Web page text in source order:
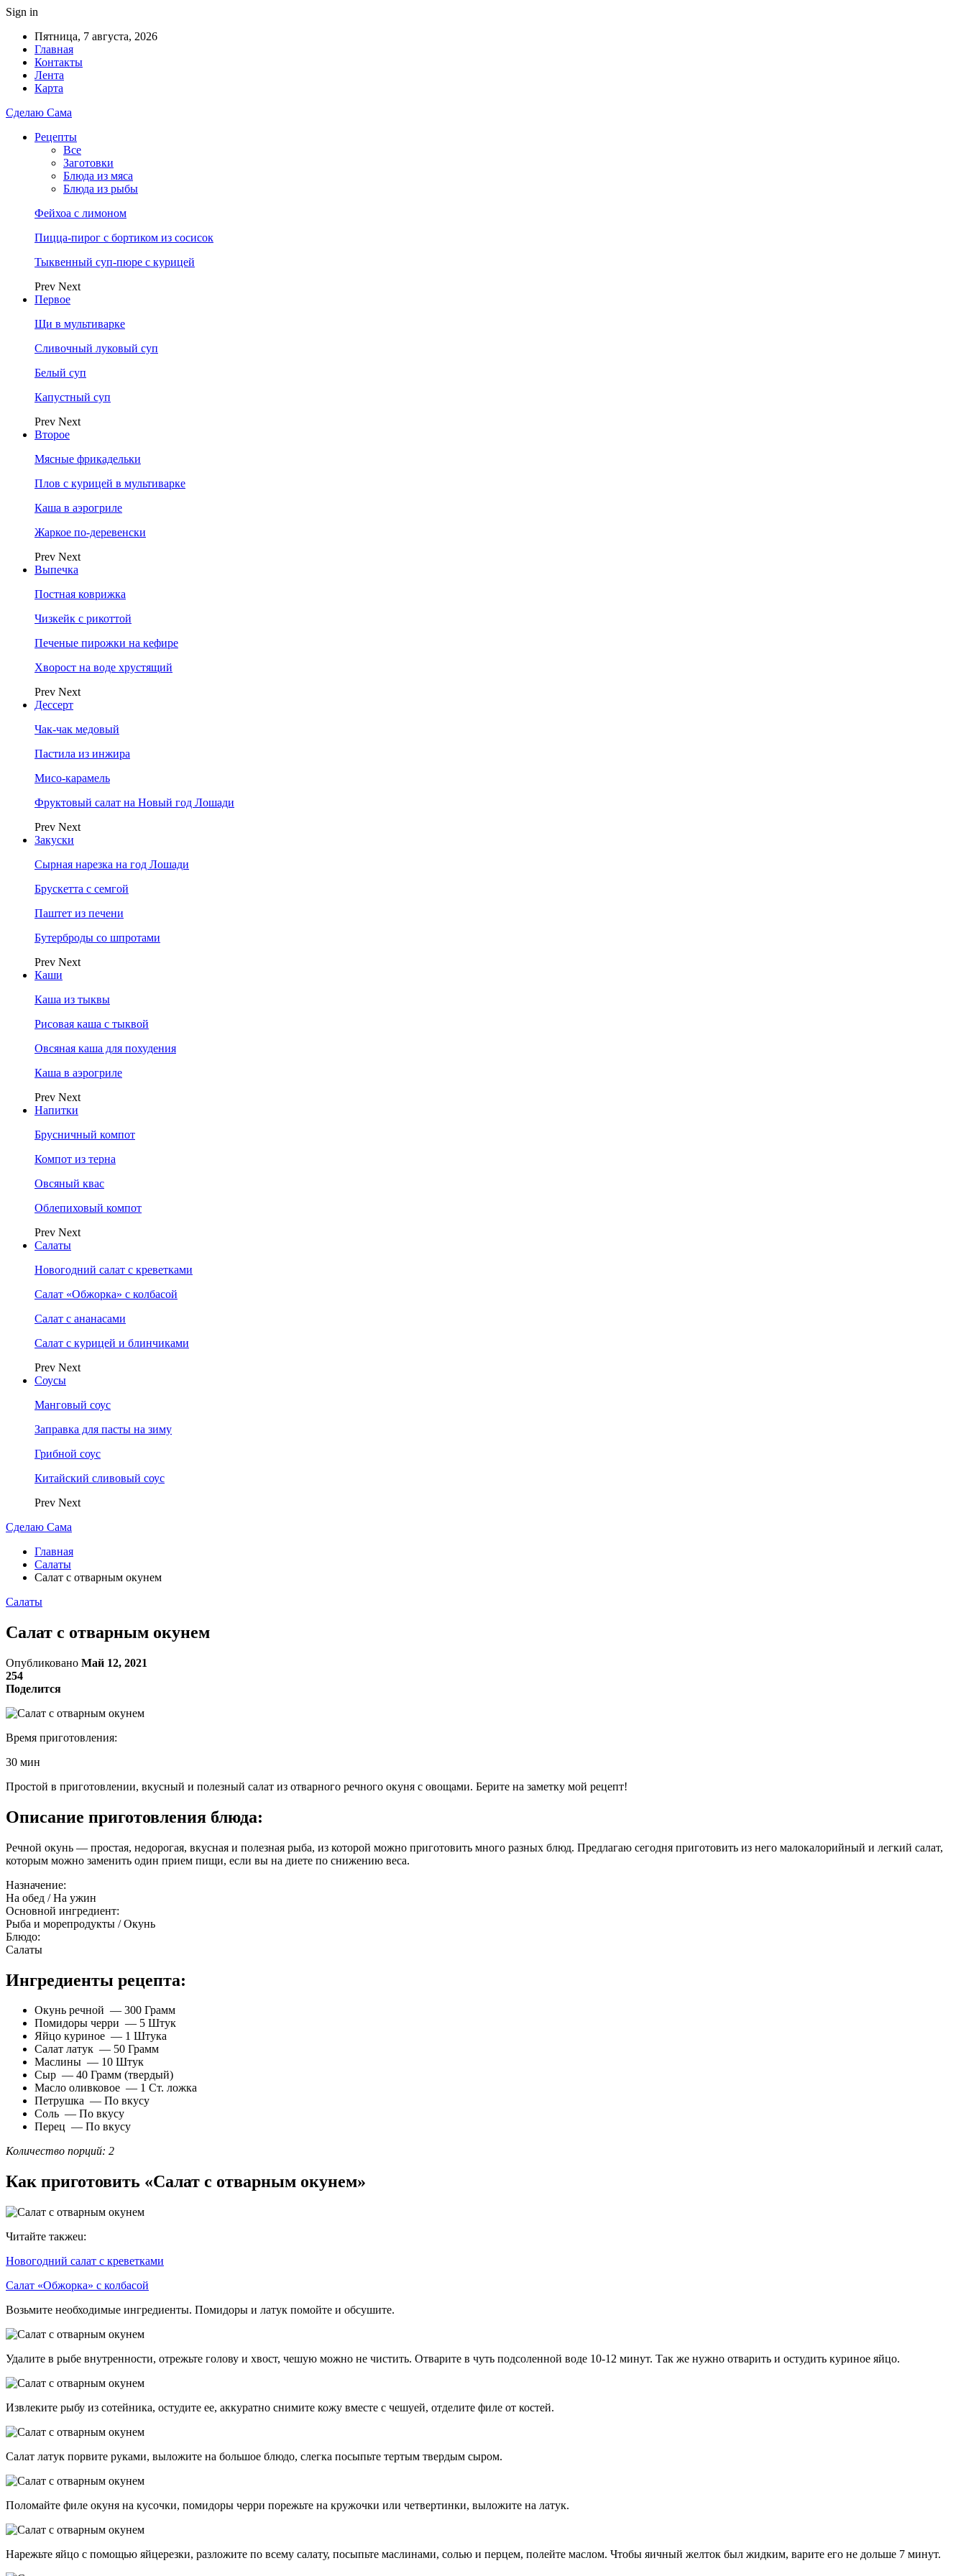
Sign in
Пятница, 7 августа, 2026
Главная
Контакты
Лента
Карта
Сделаю Сама
Рецепты
Все
Заготовки
Блюда из мяса
Блюда из рыбы
Фейхоа с лимоном
Пицца-пирог с бортиком из сосисок
Тыквенный суп-пюре с курицей
Prev Next
Первое
Щи в мультиварке
Сливочный луковый суп
Белый суп
Капустный суп
Prev Next
Второе
Мясные фрикадельки
Плов с курицей в мультиварке
Каша в аэрогриле
Жаркое по-деревенски
Prev Next
Выпечка
Постная коврижка
Чизкейк с рикоттой
Печеные пирожки на кефире
Хворост на воде хрустящий
Prev Next
Дессерт
Чак-чак медовый
Пастила из инжира
Мисо-карамель
Фруктовый салат на Новый год Лошади
Prev Next
Закуски
Сырная нарезка на год Лошади
Брускетта с семгой
Паштет из печени
Бутерброды со шпротами
Prev Next
Каши
Каша из тыквы
Рисовая каша с тыквой
Овсяная каша для похудения
Каша в аэрогриле
Prev Next
Напитки
Брусничный компот
Компот из терна
Овсяный квас
Облепиховый компот
Prev Next
Салаты
Новогодний салат с креветками
Салат «Обжорка» с колбасой
Салат с ананасами
Салат с курицей и блинчиками
Prev Next
Соусы
Манговый соус
Заправка для пасты на зиму
Грибной соус
Китайский сливовый соус
Prev Next
Сделаю Сама
Главная
Салаты
Салат с отварным окунем
Салаты
Салат с отварным окунем
Опубликовано Май 12, 2021
254
Поделится
Время приготовления:
30 мин
Простой в приготовлении, вкусный и полезный салат из отварного речного окуня с овощами. Берите на заметку мой рецепт!
Описание приготовления блюда:
Речной окунь — простая, недорогая, вкусная и полезная рыба, из которой можно приготовить много разных блюд. Предлагаю сегодня приготовить из него малокалорийный и легкий салат,
которым можно заменить один прием пищи, если вы на диете по снижению веса.
Назначение:
На обед / На ужин
Основной ингредиент:
Рыба и морепродукты / Окунь
Блюдо:
Салаты
Ингредиенты рецепта:
Окунь речной — 300 Грамм
Помидоры черри — 5 Штук
Яйцо куриное — 1 Штука
Салат латук — 50 Грамм
Маслины — 10 Штук
Сыр — 40 Грамм (твердый)
Масло оливковое — 1 Ст. ложка
Петрушка — По вкусу
Соль — По вкусу
Перец — По вкусу
Количество порций: 2
Как приготовить «Салат с отварным окунем»
Читайте такжеu:
Новогодний салат с креветками
Салат «Обжорка» с колбасой
Возьмите необходимые ингредиенты. Помидоры и латук помойте и обсушите.
Удалите в рыбе внутренности, отрежьте голову и хвост, чешую можно не чистить. Отварите в чуть подсоленной воде 10-12 минут. Так же нужно отварить и остудить куриное яйцо.
Извлеките рыбу из сотейника, остудите ее, аккуратно снимите кожу вместе с чешуей, отделите филе от костей.
Салат латук порвите руками, выложите на большое блюдо, слегка посыпьте тертым твердым сыром.
Поломайте филе окуня на кусочки, помидоры черри порежьте на кружочки или четвертинки, выложите на латук.
Нарежьте яйцо с помощью яйцерезки, разложите по всему салату, посыпьте маслинами, солью и перцем, полейте маслом. Чтобы яичный желток был жидким, варите его не дольше 7 минут.